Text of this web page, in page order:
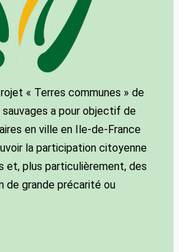
« Terres communes » de
sauvages a pour objectif de
en ville en Ile-de-France
la participation citoyenne
et, plus particulièrement, des
de grande précarité ou